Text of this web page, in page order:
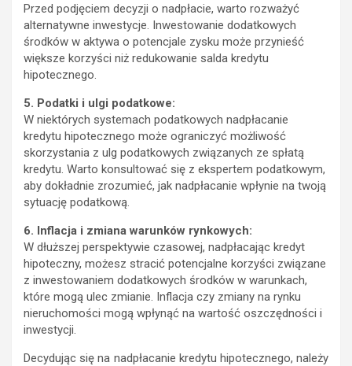
Przed podjęciem decyzji o nadpłacie, warto rozważyć
alternatywne inwestycje. Inwestowanie dodatkowych
środków w aktywa o potencjale zysku może przynieść
większe korzyści niż redukowanie salda kredytu
hipotecznego.
5. Podatki i ulgi podatkowe:
W niektórych systemach podatkowych nadpłacanie
kredytu hipotecznego może ograniczyć możliwość
skorzystania z ulg podatkowych związanych ze spłatą
kredytu. Warto konsultować się z ekspertem podatkowym,
aby dokładnie zrozumieć, jak nadpłacanie wpłynie na twoją
sytuację podatkową.
6. Inflacja i zmiana warunków rynkowych:
W dłuższej perspektywie czasowej, nadpłacając kredyt
hipoteczny, możesz stracić potencjalne korzyści związane
z inwestowaniem dodatkowych środków w warunkach,
które mogą ulec zmianie. Inflacja czy zmiany na rynku
nieruchomości mogą wpłynąć na wartość oszczędności i
inwestycji.
Decydując się na nadpłacanie kredytu hipotecznego, należy